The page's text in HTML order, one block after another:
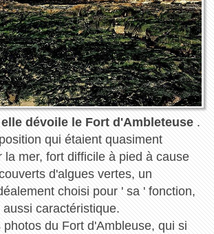
elle dévoile le Fort d'Ambleteuse.
qui étaient quasiment
la mer, fort difficile à pied à cause
d'algues vertes, un
choisi pour ' sa ' fonction,
caractéristique.
photos du Fort d'Ambleuse, qui si